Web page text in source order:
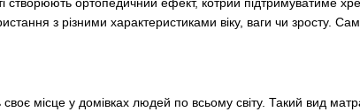
створюють ортопедичний ефект, котрий підтримуватиме
з різними характеристиками віку, ваги чи зросту.
місце у домівках людей по всьому світу. Такий вид